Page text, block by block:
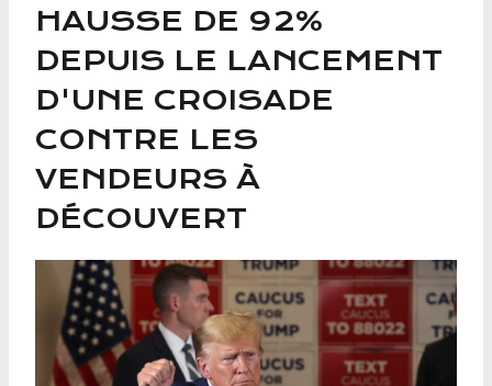
HAUSSE DE 92%
DEPUIS LE LANCEMENT
D'UNE CROISADE
CONTRE LES
VENDEURS À
DÉCOUVERT